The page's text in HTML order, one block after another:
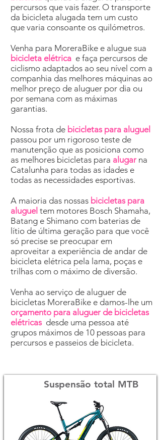
percursos que vais fazer. O transporte
da bicicleta alugada tem um custo
que varia consoante os quilómetros.
Venha para MoreraBike e alugue sua
bicicleta elétrica e faça percursos de
ciclismo adaptados ao seu nível com a
companhia das melhores máquinas ao
melhor preço de aluguer por dia ou
por semana com as máximas
garantias.
Nossa frota de bicicletas para aluguel
passou por um rigoroso teste de
manutenção que as posiciona como
as melhores bicicletas para alugar na
Catalunha para todas as idades e
todas as necessidades esportivas.
A maioria das nossas bicicletas para
aluguel tem motores Bosch Shamaha,
Batang e Shimano com baterias de
lítio de última geração para que você
só precise se preocupar em
aproveitar a experiência de andar de
bicicleta elétrica pela lama, poças e
trilhas com o máximo de diversão.
Venha ao serviço de aluguer de
bicicletas MoreraBike e damos-lhe um
orçamento para aluguer de bicicletas
elétricas desde uma pessoa até
grupos máximos de 10 pessoas para
percursos e passeios de bicicleta.
Suspensão total MTB